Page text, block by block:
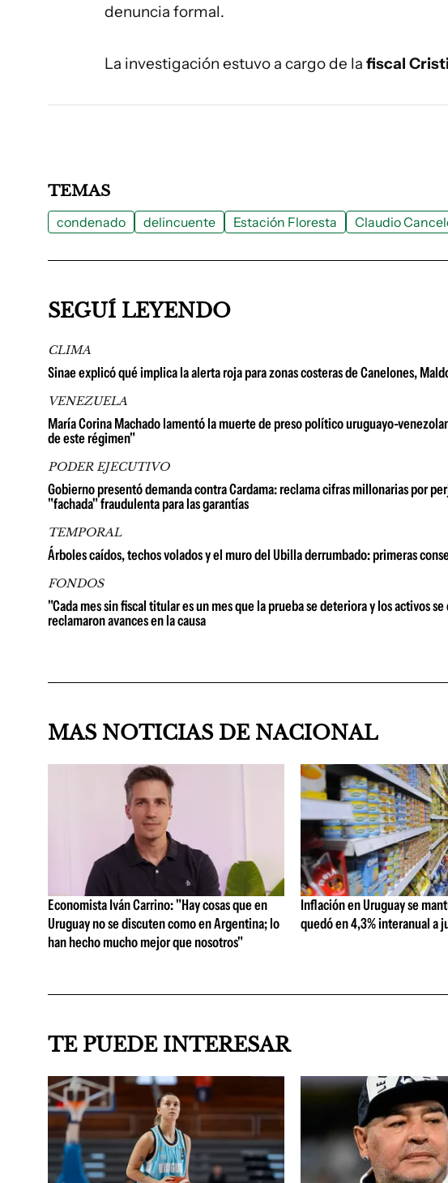
denuncia formal.
La investigación estuvo a cargo de la fiscal
TEMAS
condenado delincuente Estación Floresta Claudio
SEGUÍ LEYENDO
CLIMA
Sinae explicó qué implica la alerta roja para zonas costeras de Canelones,
VENEZUELA
María Corina Machado lamentó la muerte de preso político uruguayo-
de este régimen"
PODER EJECUTIVO
Gobierno presentó demanda contra Cardama: reclama cifras millonarias por
"fachada" fraudulenta para las garantías
TEMPORAL
Árboles caídos, techos volados y el muro del Ubilla derrumbado: primeras
FONDOS
"Cada mes sin fiscal titular es un mes que la prueba se deteriora y los activos
reclamaron avances en la causa
MAS NOTICIAS DE NACIONAL
Economista Iván Carrino: "Hay cosas que en
Uruguay no se discuten como en Argentina; lo
han hecho mucho mejor que nosotros"
Inflación en Uruguay se
quedó en 4,3% interanual a
TE PUEDE INTERESAR